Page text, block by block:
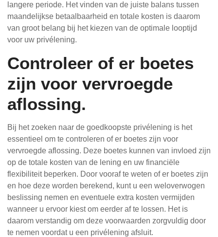
langere periode. Het vinden van de juiste balans tussen
maandelijkse betaalbaarheid en totale kosten is daarom
van groot belang bij het kiezen van de optimale looptijd
voor uw privélening.
Controleer of er boetes
zijn voor vervroegde
aflossing.
Bij het zoeken naar de goedkoopste privélening is het
essentieel om te controleren of er boetes zijn voor
vervroegde aflossing. Deze boetes kunnen van invloed zijn
op de totale kosten van de lening en uw financiële
flexibiliteit beperken. Door vooraf te weten of er boetes zijn
en hoe deze worden berekend, kunt u een weloverwogen
beslissing nemen en eventuele extra kosten vermijden
wanneer u ervoor kiest om eerder af te lossen. Het is
daarom verstandig om deze voorwaarden zorgvuldig door
te nemen voordat u een privélening afsluit.